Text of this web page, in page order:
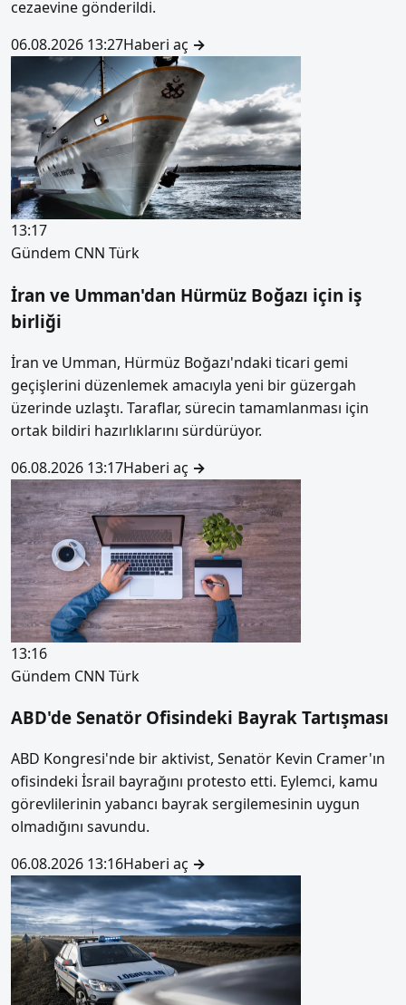
cezaevine gönderildi.
06.08.2026 13:27Haberi aç →
13:17
Gündem CNN Türk
İran ve Umman'dan Hürmüz Boğazı için iş
birliği
İran ve Umman, Hürmüz Boğazı'ndaki ticari gemi
geçişlerini düzenlemek amacıyla yeni bir güzergah
üzerinde uzlaştı. Taraflar, sürecin tamamlanması için
ortak bildiri hazırlıklarını sürdürüyor.
06.08.2026 13:17Haberi aç →
13:16
Gündem CNN Türk
ABD'de Senatör Ofisindeki Bayrak Tartışması
ABD Kongresi'nde bir aktivist, Senatör Kevin Cramer'ın
ofisindeki İsrail bayrağını protesto etti. Eylemci, kamu
görevlilerinin yabancı bayrak sergilemesinin uygun
olmadığını savundu.
06.08.2026 13:16Haberi aç →